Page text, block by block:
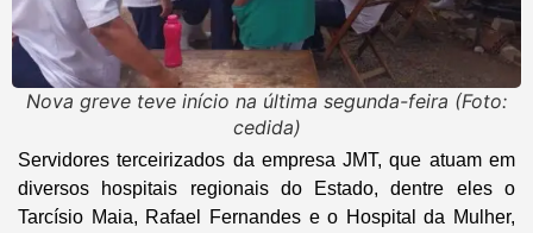
Nova greve teve início na última segunda-feira (Foto:
cedida)
Servidores terceirizados da empresa JMT, que atuam em
diversos hospitais regionais do Estado, dentre eles o
Tarcísio Maia, Rafael Fernandes e o Hospital da Mulher,